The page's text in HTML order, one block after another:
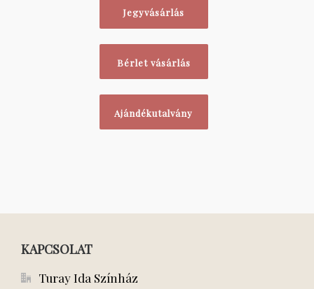
Jegyvásárlás
Bérlet vásárlás
Ajándékutalvány
KAPCSOLAT
Turay Ida Színház